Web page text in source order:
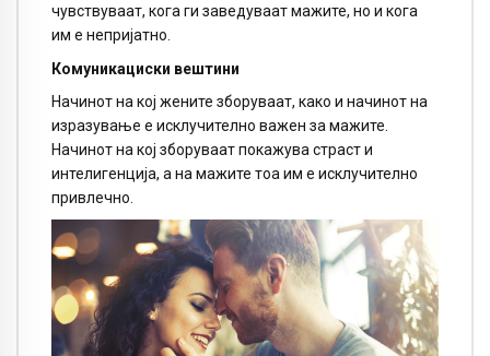
чувствуваат, кога ги заведуваат мажите, но и кога
им е непријатно.
Комуникациски вештини
Начинот на кој жените зборуваат, како и начинот на
изразување е исклучително важен за мажите.
Начинот на кој зборуваат покажува страст и
интелигенција, а на мажите тоа им е исклучително
привлечно.